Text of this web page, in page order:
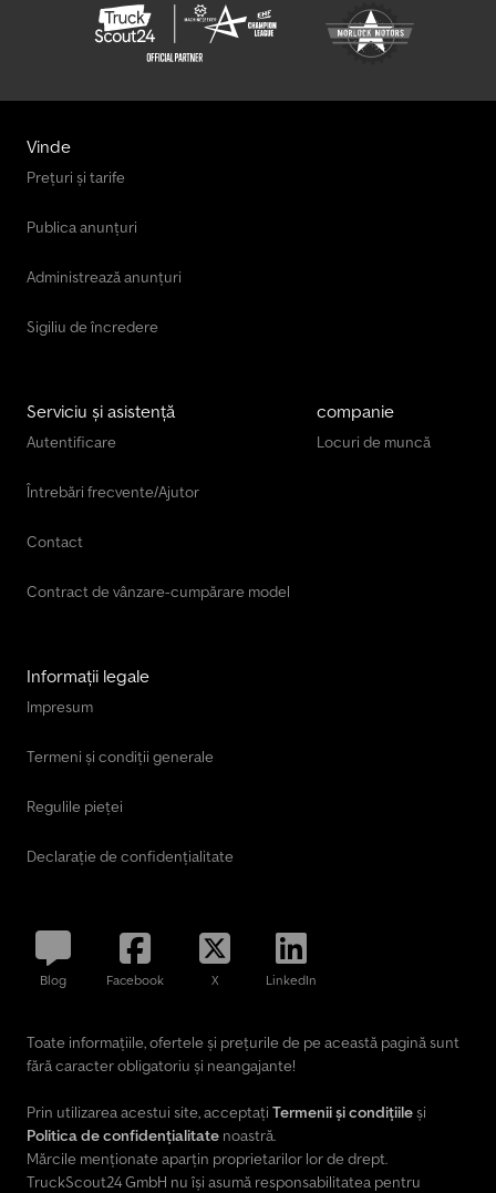
Vinde
Prețuri și tarife
Publica anunțuri
Administrează anunțuri
Sigiliu de încredere
Serviciu și asistență
Autentificare
Întrebări frecvente/Ajutor
Contact
Contract de vânzare-cumpărare model
companie
Locuri de muncă
Informații legale
Impresum
Termeni și condiții generale
Regulile pieței
Declarație de confidențialitate
Blog Facebook X LinkedIn
Toate informațiile, ofertele și prețurile de pe această pagină sunt
fără caracter obligatoriu și neangajante!
Prin utilizarea acestui site, acceptați Termenii și condițiileși
Politica de confidențialitate noastră.
Mărcile menționate aparțin proprietarilor lor de drept.
TruckScout24 GmbH nu își asumă responsabilitatea pentru